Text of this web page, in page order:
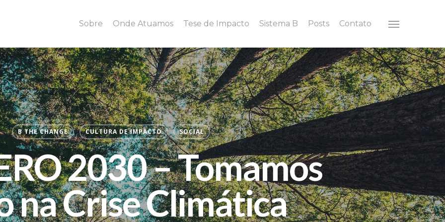
Sobre Onde Atuamos Tese de Impacto Sistema B Posts Contato Menu
B THE CHANGE CULTURA DE IMPACTO SOCIAL
2030 – Tomamos
na Crise Climática